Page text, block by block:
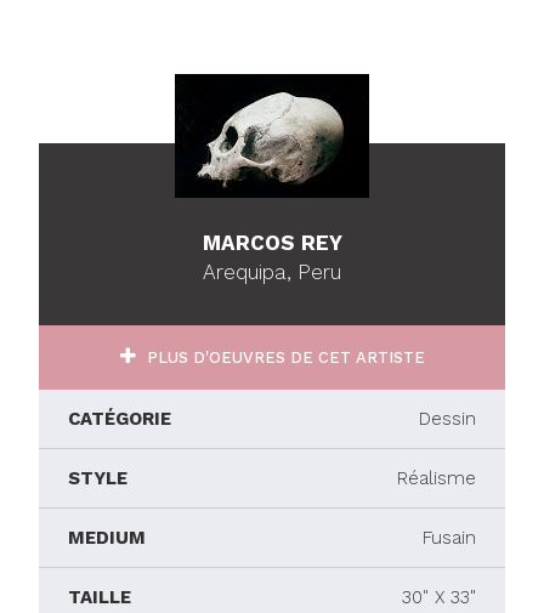
MARCOS REY
Arequipa, Peru
PLUS D'OEUVRES DE CET ARTISTE
CATÉGORIE Dessin
STYLE Réalisme
MEDIUM Fusain
TAILLE 30" X 33"